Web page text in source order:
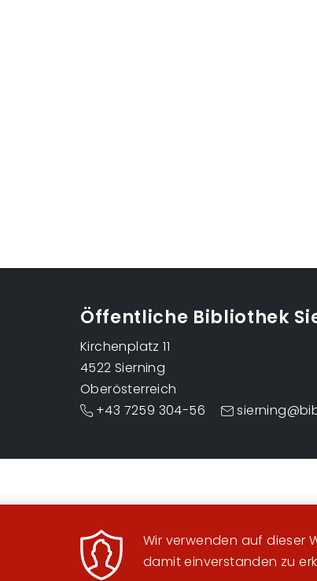
Öffentliche Bibliothek
Kirchenplatz 11
4522 Sierning
Oberösterreich
+43 7259 304-56
Wir verwenden auf dieser
damit einverstanden zu